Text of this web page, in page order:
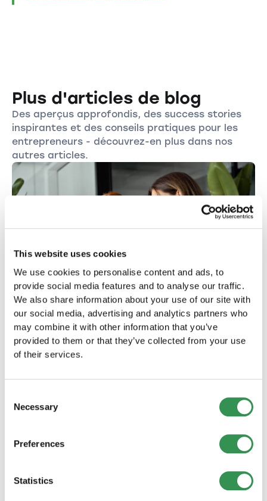
This website uses cookies
We use cookies to personalise content and ads, to
provide social media features and to analyse our traffic.
We also share information about your use of our site with
our social media, advertising and analytics partners who
may combine it with other information that you’ve
provided to them or that they’ve collected from your use
of their services.
Selection
Necessary
Preferences
Statistics
Plus d'articles de blog
Des aperçus approfondis, des success stories
inspirantes et des conseils pratiques pour les
entrepreneurs - découvrez-en plus dans nos
autres articles.
CRÉATION D'ENTREPRISE
Nouvelles créations d’entreprises en Suisse
l’année précédente
juillet 2026. Les évolutions diffèrent toutefois nettement
selon les grandes régions.